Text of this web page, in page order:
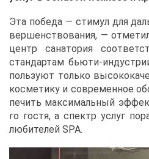
Эта по­бе­да — сти­мул для
вер­шен­ство­ва­ния, —
центр са­на­то­рия
стан­дар­там бью­ти-
поль­зу­ют толь­ко
кос­ме­ти­ку и со­вре­мен­ное
пе­чить мак­си­маль­ный
го го­стя, а спектр услуг
лю­би­те­лей SPA.